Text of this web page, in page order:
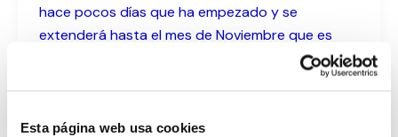
Esta página web usa cookies
hace pocos días que ha empezado y se
extenderá hasta el mes de Noviembre que es
cuando se tiene previsto entregar las obras.